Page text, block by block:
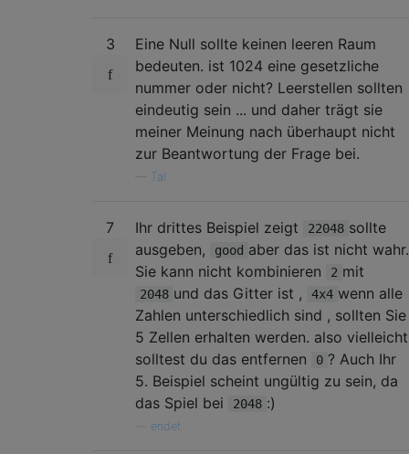
3
Eine Null sollte keinen leeren Raum
bedeuten. ist 1024 eine gesetzliche
nummer oder nicht? Leerstellen sollten
eindeutig sein ... und daher trägt sie
meiner Meinung nach überhaupt nicht
zur Beantwortung der Frage bei.
Tal
7 Ihr drittes Beispiel zeigt 22048 sollte
ausgeben,
good aber das ist nicht wahr.
Sie kann nicht kombinieren
2 mit
2048 und das Gitter ist , 4x4 wenn alle
Zahlen unterschiedlich sind , sollten Sie
5 Zellen erhalten werden. also vielleicht
solltest du das entfernen
0 ? Auch Ihr
5. Beispiel scheint ungültig zu sein, da
das Spiel bei
2048 :)
endet